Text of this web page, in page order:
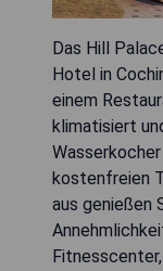
Das Hill
Hotel in
einem
klimatisiert
kostenfreien
aus genießen